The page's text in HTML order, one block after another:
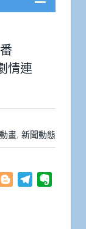
情連
動畫, 新聞動態
Plurk BloggerTelegram